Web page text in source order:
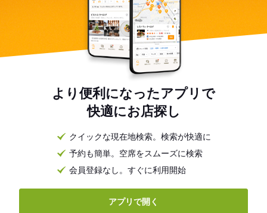
より便利になったアプリで
快適にお店探し
クイックな現在地検索。検索が快適に
予約も簡単。空席をスムーズに検索
会員登録なし。すぐに利用開始
アプリで開く